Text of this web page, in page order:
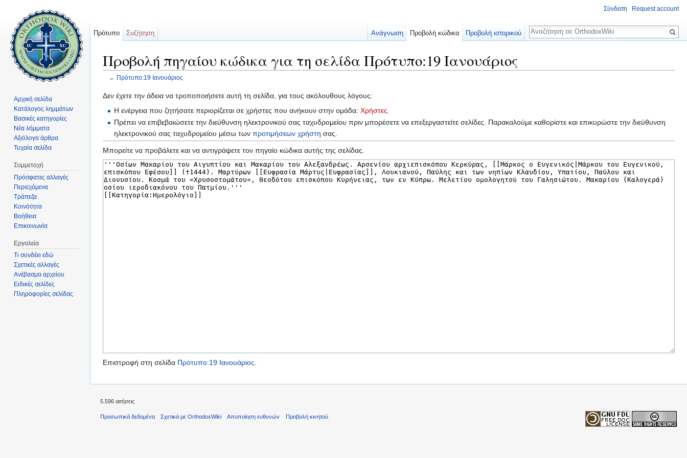
Προβολή πηγαίου κώδικα για τη σελίδα Πρότυπο:19 Ιανουάριος
← Πρότυπο:19 Ιανουάριος
Δεν έχετε την άδεια να τροποποιήσετε αυτή τη σελίδα, για τους ακόλουθους λόγους:
Η ενέργεια που ζητήσατε περιορίζεται σε χρήστες που ανήκουν στην ομάδα:Χρήστες
Πρέπει να επιβεβαιώσετε την διεύθυνση ηλεκτρονικού σας ταχυδρομείου πριν μπορέσετε να επεξεργαστείτε σελίδες. Παρακαλούμε καθορίστε και επικυρώστε την διεύθυνση
ηλεκτρονικού σας ταχυδρομείου μέσω τωνπροτιμήσεων χρήστη σας.
Μπορείτε να προβάλετε και να αντιγράψετε τον πηγαίο κώδικα αυτής της σελίδας.
Επιστροφή στη σελίδα Πρότυπο:19 Ιανουάριος.
Σύνδεση Request account
Πρότυπο Συζήτηση Ανάγνωση Προβολή κώδικα Προβολή ιστορικού
Αναζήτηση
Αρχική σελίδα
Κατάλογος λημμάτων
Βασικές κατηγορίες
Νέα λήμματα
Αξιόλογα άρθρα
Τυχαία σελίδα
Συμμετοχή
Πρόσφατες αλλαγές
Περιεχόμενα
Τράπεζα
Κοινότητα
Βοήθεια
Επικοινωνία
Εργαλεία
Τι συνδέει εδώ
Σχετικές αλλαγές
Ανέβασμα αρχείου
Ειδικές σελίδες
Πληροφορίες σελίδας
5.596 αιτήσεις
Προσωπικά δεδομένα Σχετικά με OrthodoxWiki Αποποίηση ευθυνών Προβολή κινητού